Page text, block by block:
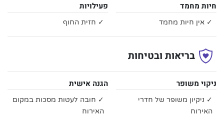
חיות מחמד
✓ אין חיות מחמד
פעילויות
✓ חזית החוף
בריאות ובטיחות
ניקוי משופר
✓ ניקיון משופר של חדרי
האירוח
הגנה אישית
✓ חובה לעטות מסכות במקום
האירוח